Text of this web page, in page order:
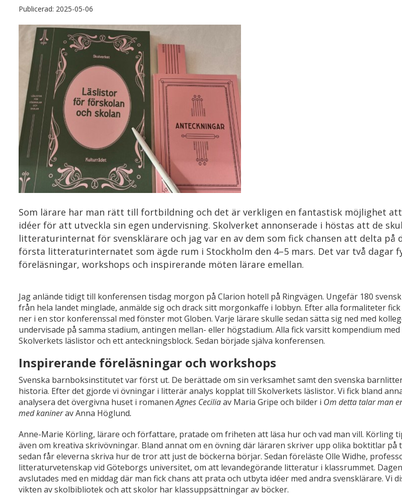
Publicerad: 2025-05-06
Som lärare har man rätt till fortbildning och det är verkligen en fantastisk möjlighet
idéer för att utveckla sin egen undervisning. Skolverket annonserade i höstas att de
litteraturinternat för svensklärare och jag var en av dem som fick chansen att delta på
första litteraturinternatet som ägde rum i Stockholm den 4–5 mars. Det var två dagar
föreläsningar, workshops och inspirerande möten lärare emellan.
Jag anlände tidigt till konferensen tisdag morgon på Clarion hotell på Ringvägen. Ungefär 180
från hela landet minglade, anmälde sig och drack sitt morgonkaffe i lobbyn. Efter alla formaliteter fick
ner i en stor konferenssal med fönster mot Globen. Varje lärare skulle sedan sätta sig ned med
undervisade på samma stadium, antingen mellan- eller högstadium. Alla fick varsitt kompendium med
Skolverkets läslistor och ett anteckningsblock. Sedan började själva konferensen.
Inspirerande föreläsningar och workshops
Svenska barnboksinstitutet var först ut. De berättade om sin verksamhet samt den svenska
historia. Efter det gjorde vi övningar i litterär analys kopplat till Skolverkets läslistor. Vi fick bland
analysera det övergivna huset i romanenAgnes Ceciliaav Maria Gripe och bilder i Om detta talar man
med kaninerav Anna Höglund.
Anne-Marie Körling, lärare och författare, pratade om friheten att läsa hur och vad man vill. Körling
även om kreativa skrivövningar. Bland annat om en övning där läraren skriver upp olika boktitlar på
sedan får eleverna skriva hur de tror att just de böckerna börjar. Sedan föreläste Olle Widhe,
litteraturvetenskap vid Göteborgs universitet, om att levandegörande litteratur i klassrummet. Dagen
avslutades med en middag där man fick chans att prata och utbyta idéer med andra svensklärare. Vi
vikten av skolbibliotek och att skolor har klassuppsättningar av böcker.